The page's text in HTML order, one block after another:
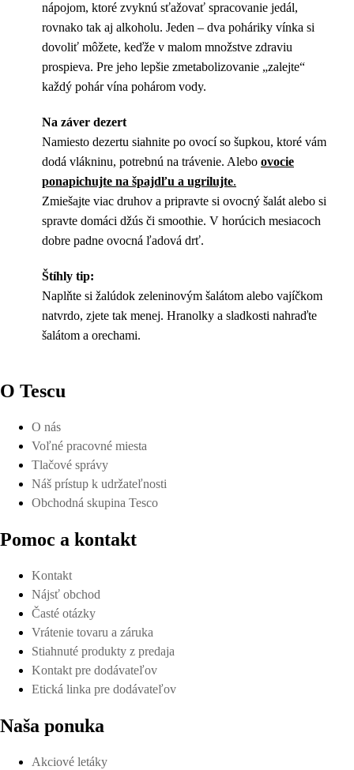
nápojom, ktoré zvyknú sťažovať spracovanie jedál,
rovnako tak aj alkoholu. Jeden – dva poháriky vínka si
dovoliť môžete, keďže v malom množstve zdraviu
prospieva. Pre jeho lepšie zmetabolizovanie „zalejte“
každý pohár vína pohárom vody.
Na záver dezert
Namiesto dezertu siahnite po ovocí so šupkou, ktoré vám
dodá vlákninu, potrebnú na trávenie. Alebo ovocie
ponapichujte na špajdľu a ugrilujte.
Zmiešajte viac druhov a pripravte si ovocný šalát alebo si
spravte domáci džús či smoothie. V horúcich mesiacoch
dobre padne ovocná ľadová drť.
Štíhly tip:
Naplňte si žalúdok zeleninovým šalátom alebo vajíčkom
natvrdo, zjete tak menej. Hranolky a sladkosti nahraďte
šalátom a orechami.
O Tescu
O nás
Voľné pracovné miesta
Tlačové správy
Náš prístup k udržateľnosti
Obchodná skupina Tesco
Pomoc a kontakt
Kontakt
Nájsť obchod
Časté otázky
Vrátenie tovaru a záruka
Stiahnuté produkty z predaja
Kontakt pre dodávateľov
Etická linka pre dodávateľov
Naša ponuka
Akciové letáky